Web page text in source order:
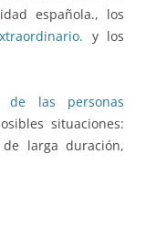
española., los
y los
de las personas
situaciones:
larga duración,